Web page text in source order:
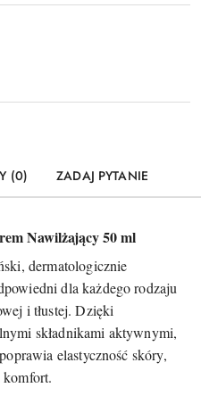
(0) ZADAJ PYTANIE
Nawilżający 50 ml
dermatologicznie
dla każdego rodzaju
i tłustej. Dzięki
składnikami aktywnymi,
elastyczność skóry,